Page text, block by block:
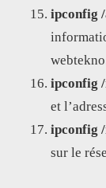
ipconfig
ipconfig
et
ipconfig
sur le